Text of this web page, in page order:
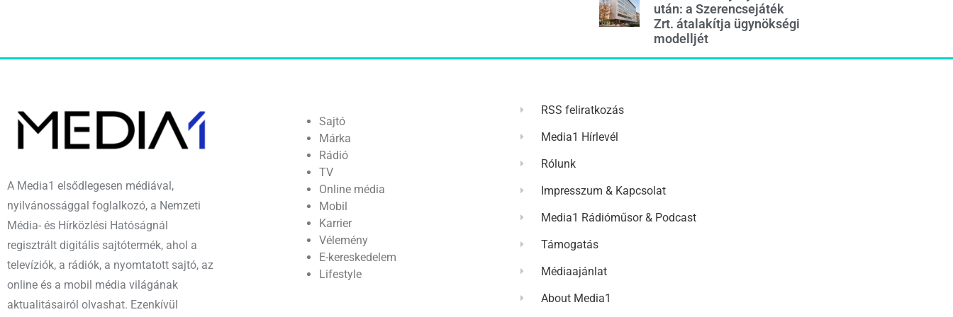
után: a Szerencsejáték
Zrt. átalakítja ügynökségi
modelljét
A Media1 elsődlegesen médiával,
nyilvánossággal foglalkozó, a Nemzeti
Média- és Hírközlési Hatóságnál
regisztrált digitális sajtótermék, ahol a
televíziók, a rádiók, a nyomtatott sajtó, az
online és a mobil média világának
aktualitásairól olvashat. Ezenkívül
Sajtó
Márka
Rádió
TV
Online média
Mobil
Karrier
Vélemény
E-kereskedelem
Lifestyle
RSS feliratkozás
Media1 Hírlevél
Rólunk
Impresszum & Kapcsolat
Media1 Rádióműsor & Podcast
Támogatás
Médiaajánlat
About Media1